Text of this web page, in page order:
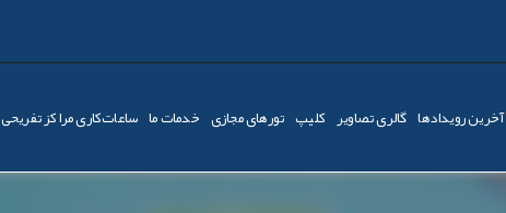
آخرین رویدادها گالری تصاویر کليپ تورهای مجازی خدمات ما ساعات‌کاری مراکز تفریحی